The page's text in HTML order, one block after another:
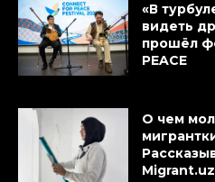
«В
видеть
прошёл
PEACE
О чем
Migrant.uz